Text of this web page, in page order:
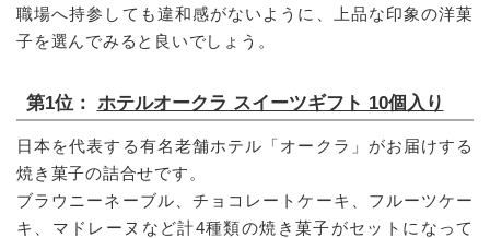
職場へ持参しても違和感がないように、上品な印象の洋菓
子を選んでみると良いでしょう。
第1位： ホテルオークラ スイーツギフト 10個入り
日本を代表する有名老舗ホテル「オークラ」がお届けする
焼き菓子の詰合せです。
ブラウニーネーブル、チョコレートケーキ、フルーツケー
キ、マドレーヌなど計4種類の焼き菓子がセットになって